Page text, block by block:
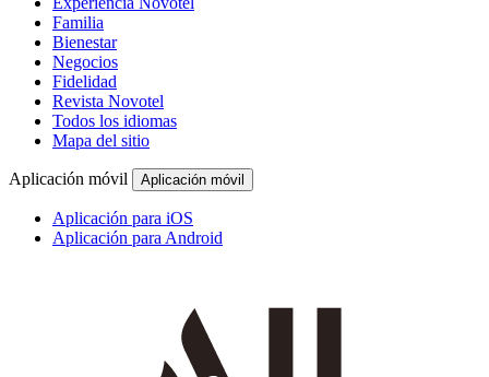
Familia
Bienestar
Negocios
Fidelidad
Revista Novotel
Todos los idiomas
Mapa del sitio
Aplicación móvil Aplicación móvil
Aplicación para iOS
Aplicación para Android